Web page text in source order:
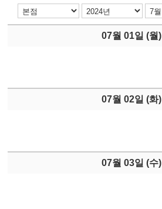
07월 01일 (월)
07월 02일 (화)
07월 03일 (수)